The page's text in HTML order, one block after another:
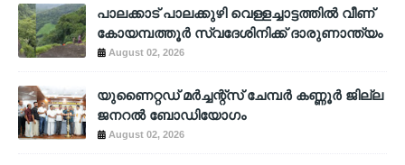
പാലക്കാട് പാലക്കുഴി വെള്ളച്ചാട്ടത്തില്‍ വീണ്
കോയമ്പത്തൂര്‍ സ്വദേശിനിക്ക് ദാരുണാന്ത്യം
August 02, 2026
യുണൈറ്റഡ് മർച്ചന്റ്സ് ചേമ്പർ കണ്ണൂർ ജില്ല
ജനറൽ ബോഡിയോഗം
August 02, 2026